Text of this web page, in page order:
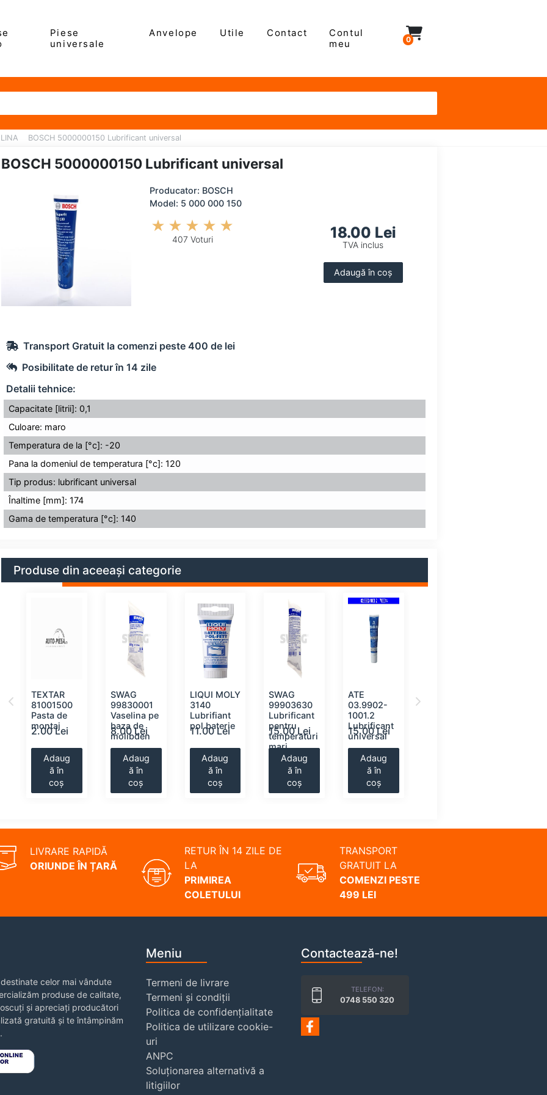
Piese
universale
Anvelope Utile Contact
Contul
meu
0
BOSCH 5000000150 Lubrificant universal
BOSCH 5000000150 Lubrificant universal
Producator: BOSCH
Model: 5 000 000 150
407 Voturi 18.00 Lei
TVA inclus
Adaugă în coș
Transport Gratuit la comenzi peste 400 de lei
Posibilitate de retur în 14 zile
Detalii tehnice:
Capacitate [litrii]: 0,1
Culoare: maro
Temperatura de la [°c]: -20
Pana la domeniul de temperatura [°c]: 120
Tip produs: lubrificant universal
Înaltime [mm]: 174
Gama de temperatura [°c]: 140
Produse din aceeași categorie
TEXTAR
81001500
Pasta de
montaj
2.00 Lei
Adaug
ă în
coș
SWAG
99830001
Vaselina pe
baza de
molibden
8.00 Lei
Adaug
ă în
coș
LIQUI MOLY
3140
Lubrifiant
pol baterie
11.00 Lei
Adaug
ă în
coș
SWAG
99903630
Lubrificant
pentru
temperaturi
mari
15.00 Lei
Adaug
ă în
coș
ATE
03.9902-
1001.2
Lubrificant
universal
15.00 Lei
Adaug
ă în
coș
LIVRARE RAPIDĂ
ORIUNDE ÎN ȚARĂ
RETUR ÎN 14 ZILE DE
LA
PRIMIREA
COLETULUI
TRANSPORT
GRATUIT LA
COMENZI PESTE
499 LEI
celor mai vândute
produse de calitate,
și apreciați producători
gratuită și te întâmpinăm
Meniu
Termeni de livrare
Termeni și condiții
Politica de confidențialitate
Politica de utilizare cookie-
uri
ANPC
Soluționarea alternativă a
litigiilor
Contactează-ne!
TELEFON:
0748 550 320